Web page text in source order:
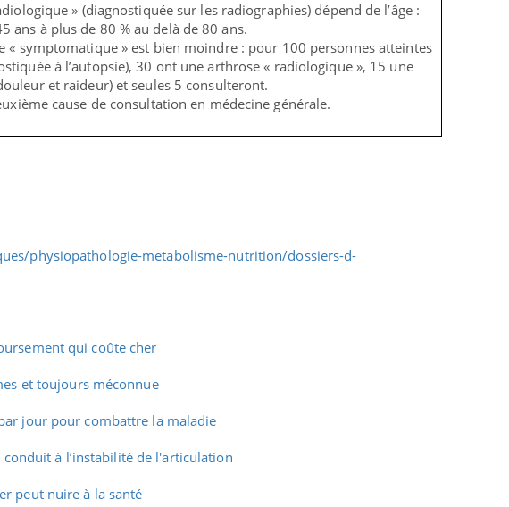
» (diagnostiquée sur les radiographies) dépend de l’âge :
ans à plus de 80 % au delà de 80 ans.
« symptomatique » est bien moindre : pour 100 personnes atteintes
à l’autopsie), 30 ont une arthrose « radiologique », 15 une
et raideur) et seules 5 consulteront.
cause de consultation en médecine générale.
physiopathologie-metabolisme-nutrition/dossiers-d-
qui coûte cher
et toujours méconnue
jour pour combattre la maladie
à l’instabilité de l'articulation
peut nuire à la santé
Pourquoi votre ventre
gâche-t-il les premiers
jours de vos vacances ?
Pourquoi manger moins de
finalement être bénéfique